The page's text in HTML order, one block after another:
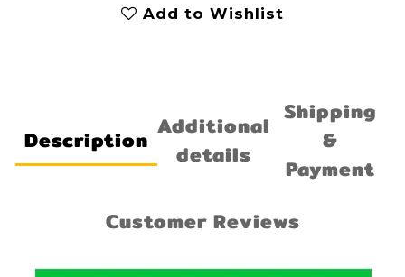
Add to Wishlist
Description Additional
details
Shipping
&
Payment
Customer Reviews